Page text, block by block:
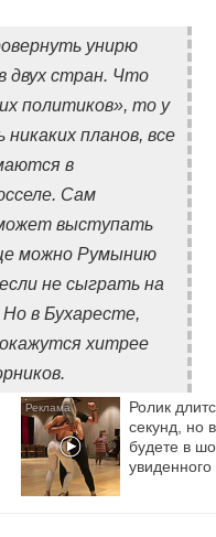
унирю
двух стран. Что
политиков», то у
планов, все
в
Сам
выступать
можно Румынию
не сыграть на
в Бухаресте,
хитрее
Ролик
секунд, но
будете в
увиденного